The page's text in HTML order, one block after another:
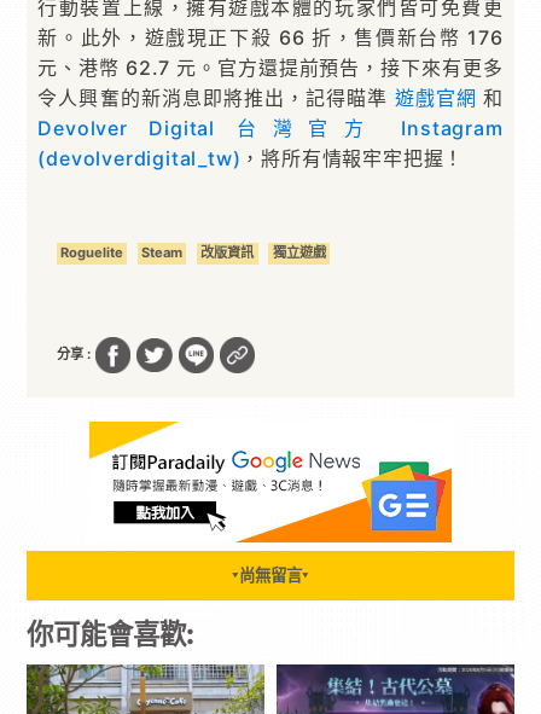
行動裝置上線，擁有遊戲本體的玩家們皆可免費更
新。此外，遊戲現正下殺 66 折，售價新台幣 176
元、港幣 62.7 元。官方還提前預告，接下來有更多
令人興奮的新消息即將推出，記得瞄準 遊戲官網 和
Devolver Digital 台灣官方 Instagram
(devolverdigital_tw) ，將所有情報牢牢把握！
Roguelite Steam 改版資訊 獨立遊戲
分享 :
▼ 尚無留言▼
你可能會喜歡: